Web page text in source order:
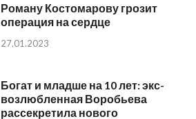
Роману Костомарову грозит
операция на сердце
27.01.2023
Богат и младше на 10 лет: экс-
возлюбленная Воробьева
рассекретила нового